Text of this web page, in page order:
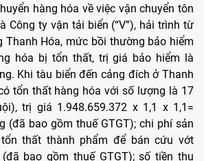
hàng hóa về việc vận chuyển tôn
Công ty vận tải biển (“V”), hải trình từ
Thanh Hóa, mức bồi thường bảo hiểm
hóa bị tổn thất, trị giá bảo hiểm là
Khi tàu biển đến cảng đích ở Thanh
tổn thất hàng hóa với số lượng là 17
trị giá 1.948.659.372 x 1,1 x 1,1=
(đã bao gồm thuế GTGT); chi phí sản
thất thành phẩm để bán cứu vớt
bao gồm thuế GTGT); số tiền thu